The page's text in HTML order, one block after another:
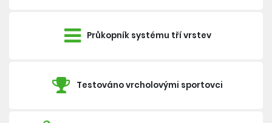
Průkopník systému tří vrstev
Testováno vrcholovými sportovci